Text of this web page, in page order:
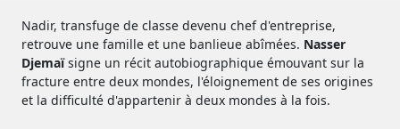
Nadir, transfuge de classe devenu chef d'entreprise,
retrouve une famille et une banlieue abîmées. Nasser
Djemaïsigne un récit autobiographique émouvant sur la
fracture entre deux mondes, l'éloignement de ses origines
et la difficulté d'appartenir à deux mondes à la fois.